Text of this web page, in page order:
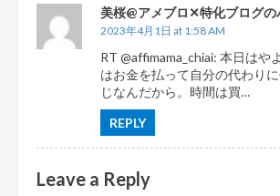
美桜@アメブロ✕特化ブログ
2023年4月1日 at 1:58 AM
RT @affimama_chiai: 本日は
はお金を払って自分の代わり
じなんだから。時間は買…
REPLY
Leave a Reply